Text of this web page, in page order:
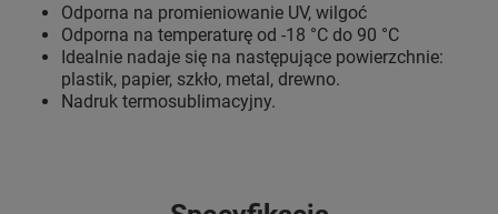
Odporna na promieniowanie UV, wilgoć
Odporna na temperaturę od -18 °C do 90 °C
Idealnie nadaje się na następujące powierzchnie:
plastik, papier, szkło, metal, drewno.
Nadruk termosublimacyjny.